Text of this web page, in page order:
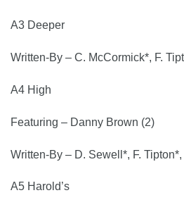
A3 Deeper
Written-By – C. McCormick*, F.
A4 High
Featuring – Danny Brown (2)
Written-By – D. Sewell*, F.
A5 Harold’s